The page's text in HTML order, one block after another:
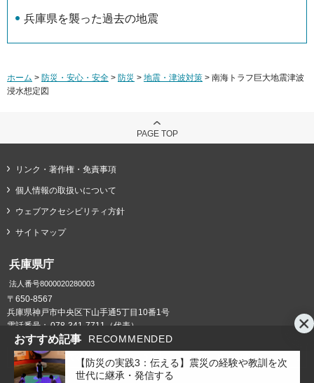
おすすめ記事 RECOMMENDED
【防災の実践3：伝える】震災の経験や教訓を次
世代に継承・発信する
兵庫県を襲った過去の地震
ホーム > 防災・安心・安全 > 防災 > 地震・津波対策 > 南海トラフ巨大地震津波
浸水想定図
PAGE TOP
リンク・著作権・免責事項
個人情報の取扱いについて
ウェブアクセシビリティ方針
サイトマップ
兵庫県庁
法人番号8000020280003
〒650-8567
兵庫県神戸市中央区下山手通5丁目10番1号
電話番号： 078-341-7711（代表）
県庁までの交通案内 庁舎案内